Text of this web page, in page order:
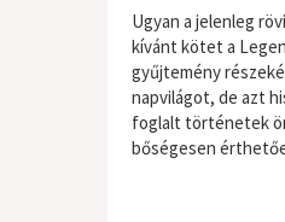
Ugyan a jelenleg
kívánt kötet a
gyűjtemény
napvilágot, de azt
foglalt történetek
bőségesen